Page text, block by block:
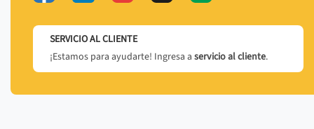
SERVICIO AL CLIENTE
¡Estamos para ayudarte! Ingresa a servicio al cliente.